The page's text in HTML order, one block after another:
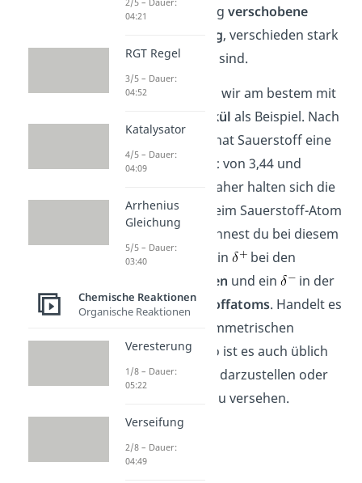
durch eine einseitigverschobene
Ladungsverteilung, verschieden stark
negativ polarisiert sind.
Dies verdeutlichen wir am bestem mit
Wassermolekül als Beispiel. Nach
der Pauling-Skala hat Sauerstoff eine
Elektronegativität von 3,44 und
Wasserstoff 2,2. Daher halten sich die
Elektronen eher beim Sauerstoff-Atom
auf. Dies kennzeichnest du bei diesem
Molekül durch je ein
bei den
Wasserstoffatomen und ein
in der
Nähe desSauerstoffatoms. Handelt es
sich um einen asymmetrischen
Dipolcharakter
, so ist es auch üblich
eines der größer darzustellen oder
mit einem Faktor zu versehen.
04:21
RGT Regel
3/5 – Dauer:
04:52
Katalysator
4/5 – Dauer:
04:09
Arrhenius
Gleichung
5/5 – Dauer:
03:40
Chemische Reaktionen
Organische Reaktionen
Veresterung
1/8 – Dauer:
05:22
Verseifung
2/8 – Dauer:
04:49